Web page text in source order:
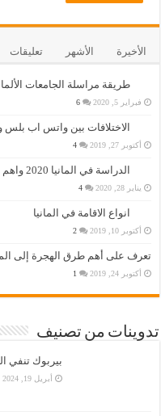
الأخيرة الأشهر تعليقات
طريقة مراسلة الجامعات
فبراير 5, 2020 6
الاختلافات بين واتس اب
أكتوبر 27, 2019 4
الدراسة في المانيا 2020 واهم التفاصيل عنها
يناير 28, 2020 4
انواع الاقامة في المانيا
أكتوبر 10, 2019 2
تعرف على أهم طرق الهجرة إلى
أكتوبر 24, 2019 1
تدوينات من تصنيف
بيربوك تنفي
أبريل 19, 2024